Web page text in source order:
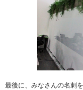
最後に、みなさんの名刺